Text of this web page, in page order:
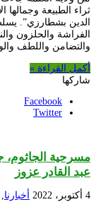
ثراء الطبيعة
الدين بشطارزي”.
الفراشة والحلزون
والتضامن واللطف
أكمل القراءة »
شاركها
Facebook
Twitter
مسرحية الجاثوم،
عبد القادر عزوز
4 أكتوبر، 2022 أخبارنا,